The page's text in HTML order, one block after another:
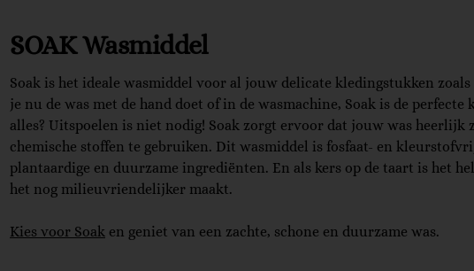
SOAK Wasmiddel
Soak is het ideale wasmiddel voor al jouw delicate kledingstukken
je nu de was met de hand doet of in de wasmachine, Soak is de perfecte
alles? Uitspoelen is niet nodig! Soak zorgt ervoor dat jouw was
chemische stoffen te gebruiken. Dit wasmiddel is fosfaat- en
plantaardige en duurzame ingrediënten. En als kers op de taart is het
het nog milieuvriendelijker maakt.
Kies voor Soak en geniet van een zachte, schone en duurzame was.